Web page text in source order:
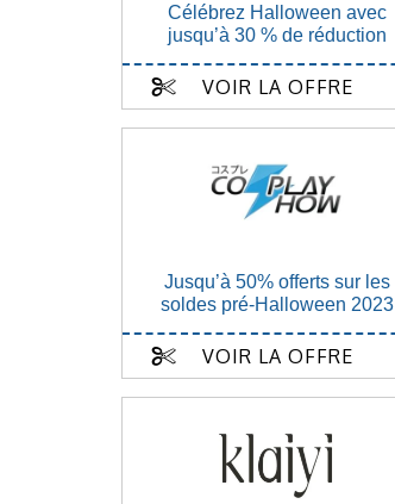
Célébrez Halloween avec
jusqu’à 30 % de réduction
VOIR LA OFFRE
Jusqu’à 50% offerts sur les
soldes pré-Halloween 2023
VOIR LA OFFRE